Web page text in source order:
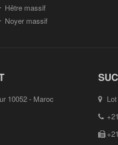
Hêtre massif
Noyer massif
10052 - Maroc